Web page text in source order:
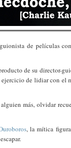
de películas
de su director-
ejercicio de lidiar con el
más, olvidar
, la mítica